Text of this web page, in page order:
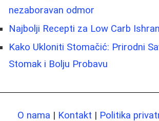
nezaboravan odmor
Najbolji Recepti za Low Carb
Kako Ukloniti Stomačić: Prirodni
Stomak i Bolju Probavu
O nama | Kontakt | Politika